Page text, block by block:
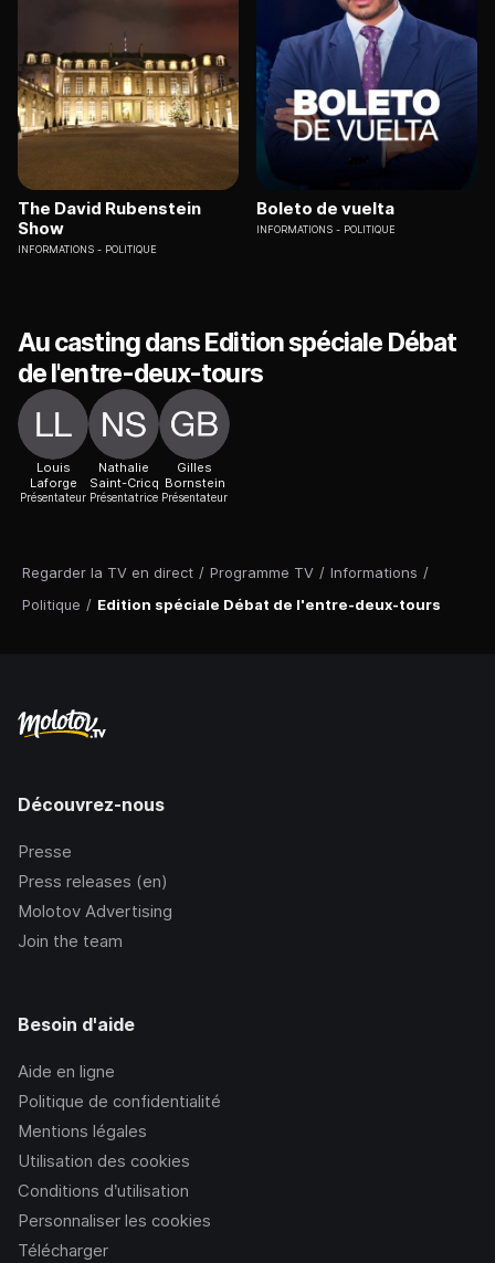
Regarder la TV en direct / Programme TV / Informations /
Politique / Edition spéciale Débat de l'entre-deux-tours
The David Rubenstein
Show
INFORMATIONS POLITIQUE
Boleto de vuelta
INFORMATIONS POLITIQUE
Au casting dans Edition spéciale Débat
de l'entre-deux-tours
Louis
Laforge
Présentateur
Nathalie
Saint-Cricq
Présentatrice
Gilles
Bornstein
Présentateur
Découvrez-nous
Presse
Press releases (en)
Molotov Advertising
Join the team
Besoin d'aide
Aide en ligne
Politique de confidentialité
Mentions légales
Utilisation des cookies
Conditions d’utilisation
Personnaliser les cookies
Télécharger